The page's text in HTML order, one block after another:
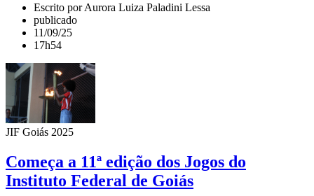
Escrito por Aurora Luiza Paladini Lessa
publicado
11/09/25
17h54
JIF Goiás 2025
Começa a 11ª edição dos Jogos do
Instituto Federal de Goiás